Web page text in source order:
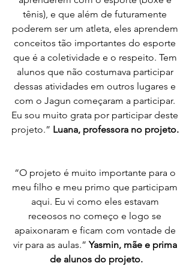
tênis), e que além de futuramente
poderem ser um atleta, eles aprendem
conceitos tão importantes do esporte
que é a coletividade e o respeito. Tem
alunos que não costumava participar
dessas atividades em outros lugares e
com o Jagun começaram a participar.
Eu sou muito grata por participar deste
projeto.” Luana, professora no projeto.
“O projeto é muito importante para o
meu filho e meu primo que participam
aqui. Eu vi como eles estavam
receosos no começo e logo se
apaixonaram e ficam com vontade de
vir para as aulas.” Yasmin, mãe e prima
de alunos do projeto.